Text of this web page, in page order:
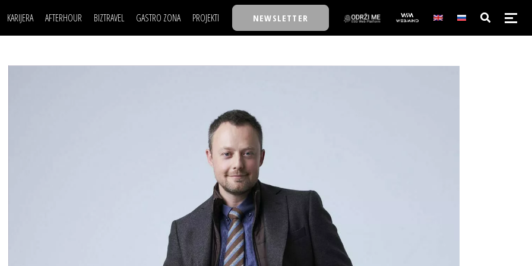
KARIJERA AFTERHOUR BIZTRAVEL GASTRO ZONA PROJEKTI
BACK TO OFFICE/SCHOOL
BIZBENDOVI
BIZKOLEGIJUM
BMW BIZNIS LIGA
BIZLIFE WEEK
IZJAVA GODINE
NEWSLETTER
POSAO
MOJ UGAO
FILM I SCENA
AUTO SVET
NAJKOLEGA
30 ISPOD 30
BIZKOLEGIJUM
BMW BIZNIS LIGA
BIZLIFE WEEK
IZJAVA GODINE